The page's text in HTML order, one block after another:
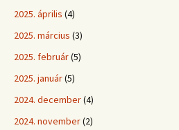
2025. április (4)
2025. március (3)
2025. február(5)
2025. január(5)
2024. december(4)
2024. november(2)